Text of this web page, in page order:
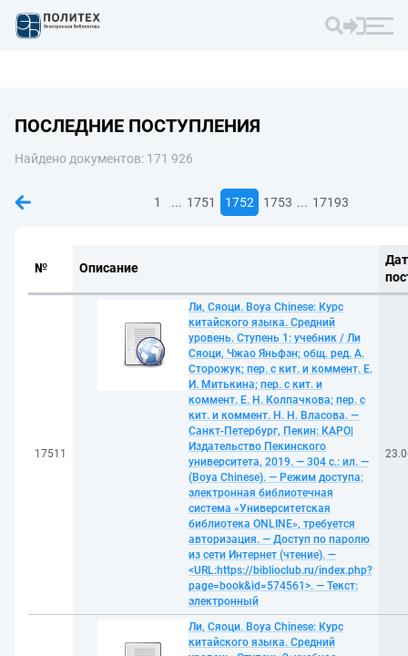
ПОСЛЕДНИЕ ПОСТУПЛЕНИЯ
Найдено документов: 171 926
1 ... 1751 1752 1753 ... 17193
№ Описание
17511
Ли, Сяоци. Boya Chinese: Курс
китайского языка. Средний
уровень. Ступень 1: учебник / Ли
Сяоци, Чжао Яньфэн; общ. ред. А.
Сторожук; пер. с кит. и коммент. Е.
И. Митькина; пер. с кит. и
коммент. Е. Н. Колпачкова; пер. с
кит. и коммент. Н. Н. Власова. —
Санкт-Петербург, Пекин: КАРО|
Издательство Пекинского
университета, 2019. — 304 с.: ил. —
(Boya Chinese). — Режим доступа:
электронная библиотечная
система «Университетская
библиотека ONLINE», требуется
авторизация. — Доступ по паролю
из сети Интернет (чтение). —
<URL:https://biblioclub.ru/index.php?
page=book&id=574561>. — Текст:
электронный
Ли, Сяоци. Boya Chinese: Курс
китайского языка. Средний